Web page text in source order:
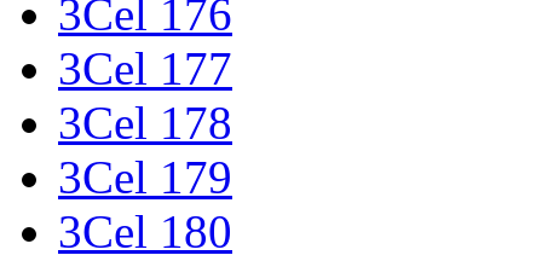
3Cel 176
3Cel 177
3Cel 178
3Cel 179
3Cel 180